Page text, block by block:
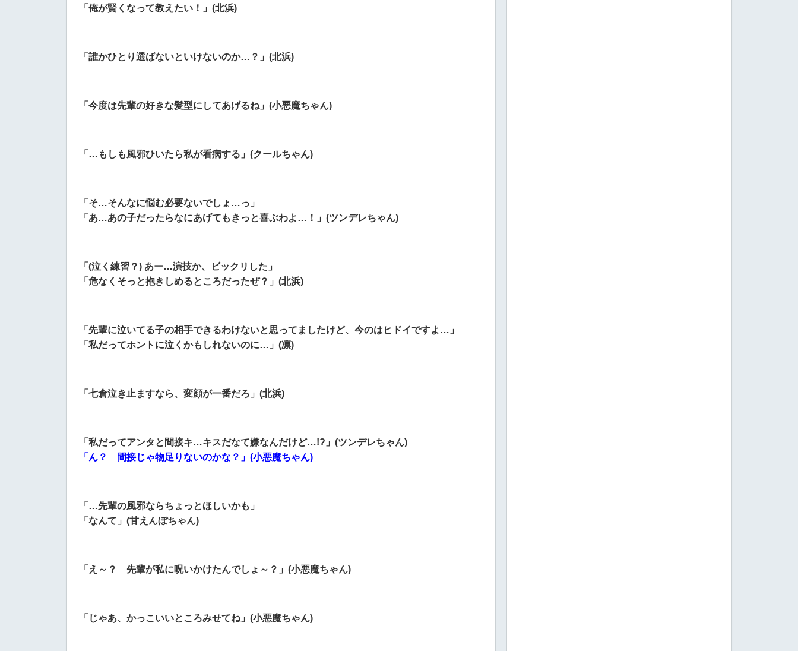
「俺が賢くなって教えたい！」(北浜)
「誰かひとり選ばないといけないのか…？」(北浜)
「今度は先輩の好きな髪型にしてあげるね」(小悪魔ちゃん)
「…もしも風邪ひいたら私が看病する」(クールちゃん)
「そ…そんなに悩む必要ないでしょ…っ」
「あ…あの子だったらなにあげてもきっと喜ぶわよ…！」(ツンデレちゃん)
「(泣く練習？) あー…演技か、ビックリした」
「危なくそっと抱きしめるところだったぜ？」(北浜)
「先輩に泣いてる子の相手できるわけないと思ってましたけど、今のはヒドイですよ…」
「私だってホントに泣くかもしれないのに…」(凛)
「七倉泣き止ますなら、変顔が一番だろ」(北浜)
「私だってアンタと間接キ…キスだなて嫌なんだけど…!?」(ツンデレちゃん)
「ん？ 間接じゃ物足りないのかな？」(小悪魔ちゃん)
「…先輩の風邪ならちょっとほしいかも」
「なんて」(甘えんぼちゃん)
「え～？ 先輩が私に呪いかけたんでしょ～？」(小悪魔ちゃん)
「じゃあ、かっこいいところみせてね」(小悪魔ちゃん)